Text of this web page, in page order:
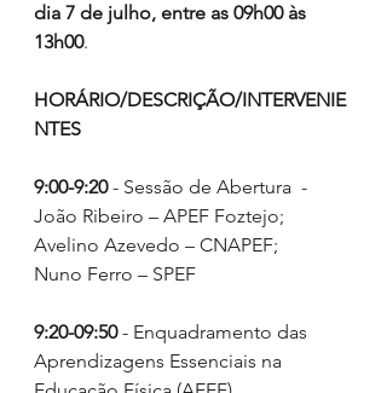
dia 7 de julho, entre as 09h00 às
13h00.
HORÁRIO/DESCRIÇÃO/INTERVENIE
NTES
9:00-9:20 - Sessão de Abertura  -
João Ribeiro – APEF Foztejo;
Avelino Azevedo – CNAPEF;
Nuno Ferro – SPEF
9:20-09:50 - Enquadramento das
Aprendizagens Essenciais na